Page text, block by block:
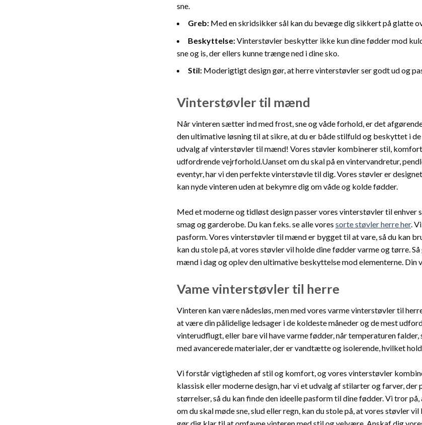
sne.
Greb: Med en skridsikker sål kan du bevæge dig sikkert på glatte
Beskyttelse:Vinterstøvler beskytter ikke kun dine fødder mod
sne og is, der ellers kunne trænge ned i dine sko.
Stil: Moderigtigt design gør, at herre vinterstøvler ser godt ud og
Vinterstøvler til mænd
Når vinteren sætter ind med frost, sne og våde forhold, er det
den ultimative løsning til at sikre, at du er både stilfuld og beskyttet i
udvalg af vinterstøvler til mænd! Vores støvler kombinerer stil,
udfordrende vejrforhold.Uanset om du skal på en vintervandretur,
eventyr, har vi den perfekte vinterstøvle til dig. Vores støvler er
kan nyde vinteren uden at bekymre dig om våde og kolde fødder.
Med et moderne og tidløst design passer vores vinterstøvler til
smag og garderobe. Du kan f.eks. se alle vores sorte støvler herre her.
pasform. Vores vinterstøvler til mænd er bygget til at vare, så du kan
kan du stole på, at vores støvler vil holde dine fødder varme og tørre.
mænd i dag og oplev den ultimative beskyttelse mod elementerne.
Vame vinterstøvler til herre
Vinteren kan være nådesløs, men med vores varme vinterstøvler til
at være din pålidelige ledsager i de koldeste måneder og de mest
vinterudflugt, eller bare vil have varme fødder, når temperaturen
med avancerede materialer, der er vandtætte og isolerende, hvilket
Vi forstår vigtigheden af stil og komfort, og vores vinterstøvler
klassisk eller moderne design, har vi et udvalg af stilarter og farver,
størrelser, så du kan finde den ideelle pasform til dine fødder. Vi tror
om du skal møde sne, slud eller regn, kan du stole på, at vores
gør dig klar til at omfavne vinteren med stil og velvære. Anskaf dig